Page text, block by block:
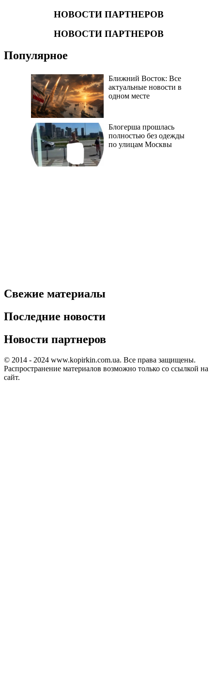
НОВОСТИ ПАРТНЕРОВ
НОВОСТИ ПАРТНЕРОВ
Популярное
Ближний Восток: Все
актуальные новости в
одном месте
Блогерша прошлась
полностью без одежды
по улицам Москвы
Свежие материалы
Последние новости
Новости партнеров
© 2014 - 2024 www.kopirkin.com.ua. Все права защищены.
Распространение материалов возможно только со ссылкой на
сайт.